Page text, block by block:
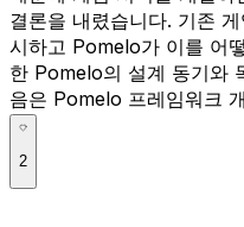
결론을 내렸습니다. 기존
시하고 Pomelo가 이를 어
한 Pomelo의 설계 동기와
음은 Pomelo 프레임워크
2